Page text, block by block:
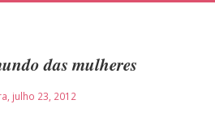
das mulheres
julho 23, 2012